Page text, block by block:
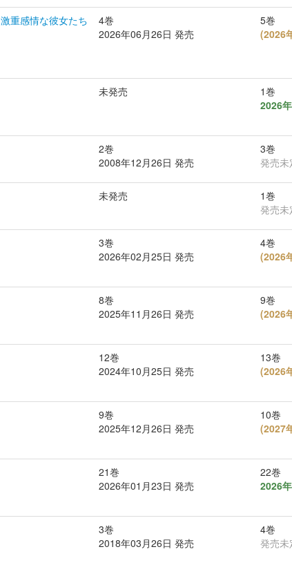
重感情な彼女たち
4巻
2026年06月26日 発売
5巻
(2026
未発売
1巻
2026
2巻
2008年12月26日 発売
3巻
発売未
未発売
1巻
発売未
3巻
2026年02月25日 発売
4巻
(2026
8巻
2025年11月26日 発売
9巻
(2026
12巻
2024年10月25日 発売
13巻
(2026
9巻
2025年12月26日 発売
10巻
(2027
21巻
2026年01月23日 発売
22巻
2026
3巻
2018年03月26日 発売
4巻
発売未